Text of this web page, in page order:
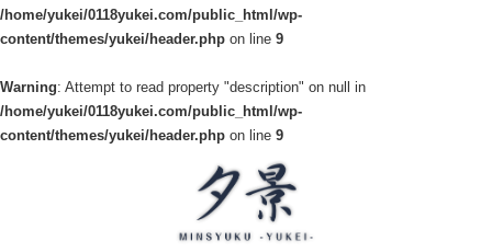
/home/yukei/0118yukei.com/public_html/wp-
content/themes/yukei/header.php on line 9
Warning: Attempt to read property "description" on null in
/home/yukei/0118yukei.com/public_html/wp-
content/themes/yukei/header.php on line 9